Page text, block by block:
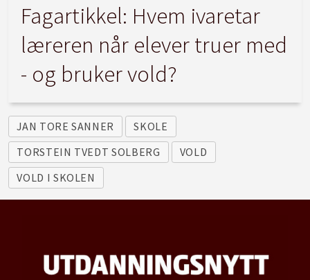
Fagartikkel: Hvem ivaretar
læreren når elever truer med
- og bruker vold?
JAN TORE SANNER
SKOLE
TORSTEIN TVEDT SOLBERG
VOLD
VOLD I SKOLEN